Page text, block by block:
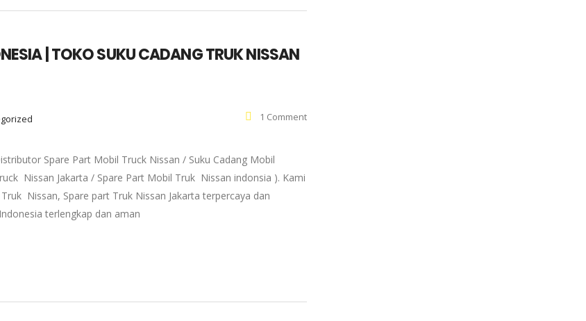
| TOKO SUKU CADANG TRUK NISSAN
1 Comment
Spare Part Mobil Truck Nissan / Suku Cadang Mobil
Nissan Jakarta / Spare Part Mobil Truk Nissan indonsia ). Kami
Nissan, Spare part Truk Nissan Jakarta terpercaya dan
terlengkap dan aman